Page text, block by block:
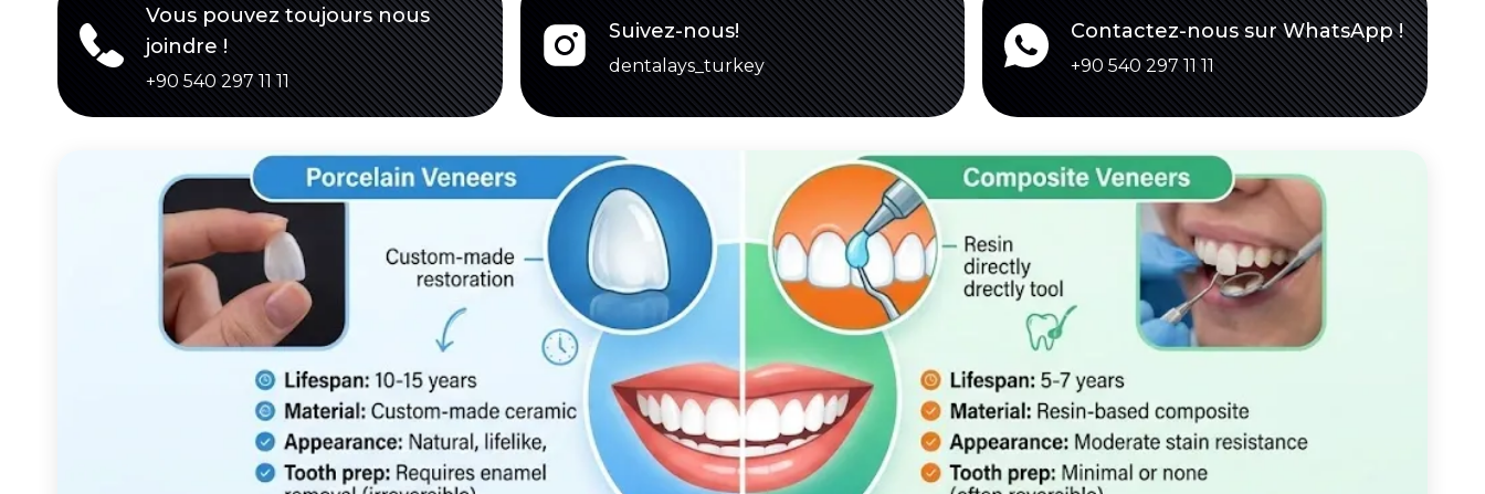
Vous pouvez toujours nous
joindre !
+90 540 297 11 11
Suivez-nous!
dentalays_turkey
Contactez-nous sur WhatsApp !
+90 540 297 11 11